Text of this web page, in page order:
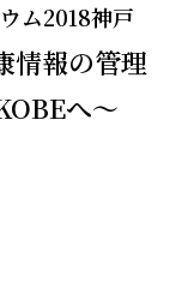
ム2018神戸
情報の管理
へ～